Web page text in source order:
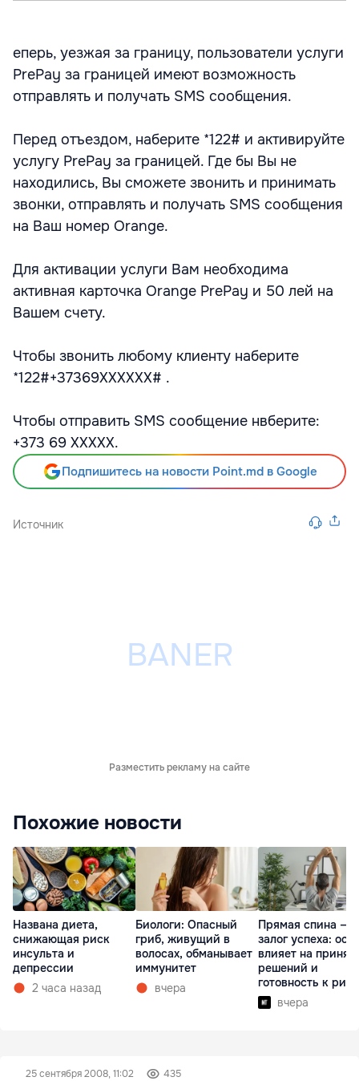
еперь, уезжая за границу, пользователи услуги
PrePay за границей имеют возможность
отправлять и получать SMS сообщения.
Перед отъездом, наберите *122# и активируйте
услугу PrePay за границей. Где бы Вы не
находились, Вы сможете звонить и принимать
звонки, отправлять и получать SMS сообщения
на Ваш номер Orange.
Для активации услуги Вам необходима
активная карточка Orange PrePay и 50 лей на
Вашем счету.
Чтобы звонить любому клиенту наберите
*122#+37369XXXXXX# .
Чтобы отправить SMS сообщение нвберите:
+373 69 XXXXX.
Подпишитесь на новости Point.md в Google
Источник
Разместить рекламу на сайте
Похожие новости
Названа диета,
снижающая риск
инсульта и
депрессии
2 часа назад
Биологи: Опасный
гриб, живущий в
волосах, обманывает
иммунитет
вчера
Прямая спина —
залог успеха:
влияет на
решений и
готовность к
вчера
25 сентября 2008, 11:02 435